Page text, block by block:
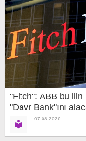
"Fitch": ABB bu ilin
"Davr Bank"ını
07.08.2026